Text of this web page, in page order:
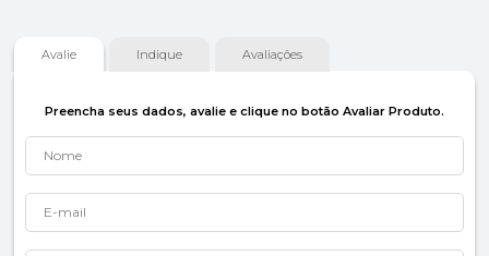
Avalie Indique Avaliações
Preencha seus dados, avalie e clique no botão Avaliar Produto.